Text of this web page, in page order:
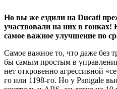
Но вы же ездили на Ducati
участвовали на них в гонках!
самое важное улучшение по
Самое важное то, что даже без
бы самым простым в
нет откровенно агрессивной
го или 1198-го. Но у Panigale